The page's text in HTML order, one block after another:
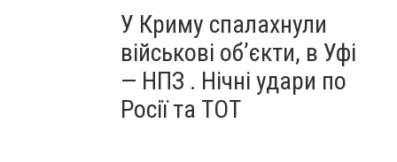
У Криму спалахнули
військові об’єкти, в Уфі
— НПЗ . Нічні удари по
Росії та ТОТ